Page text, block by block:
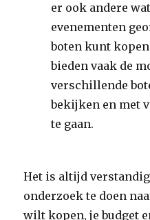
er ook andere
evenementen
boten kunt
bieden vaak de
verschillende
bekijken en met
te gaan.
Het is altijd
onderzoek te doen
wilt kopen, je budget